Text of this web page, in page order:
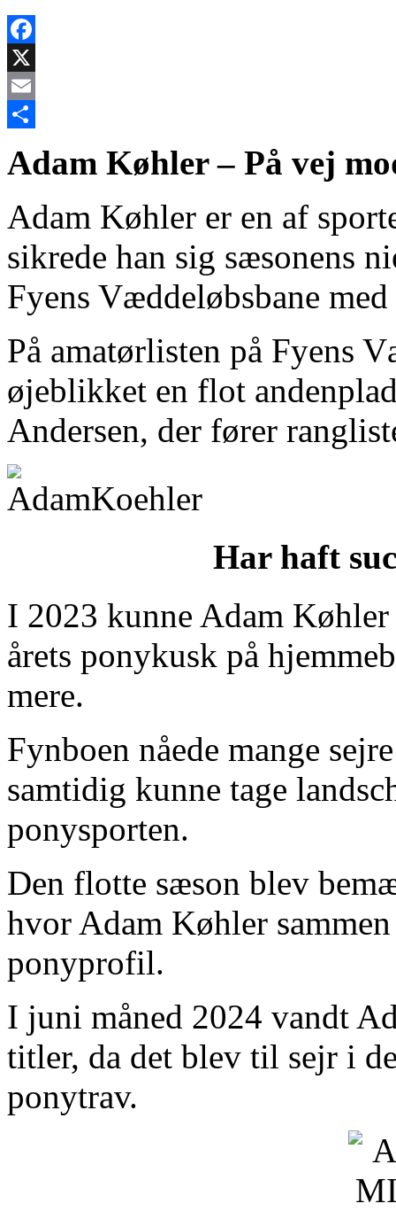
Facebook
X
Email
Adam Køhler – På vej
Adam Køhler er en af
sikrede han sig sæsonens
Fyens Væddeløbsbane
På amatørlisten på Fyens
øjeblikket en flot
Andersen, der fører
Har haft
I 2023 kunne Adam
årets ponykusk på
mere.
Fynboen nåede mange
samtidig kunne tage
ponysporten.
Den flotte sæson blev
hvor Adam Køhler
ponyprofil.
I juni måned 2024 vandt
titler, da det blev til sejr i
ponytrav.